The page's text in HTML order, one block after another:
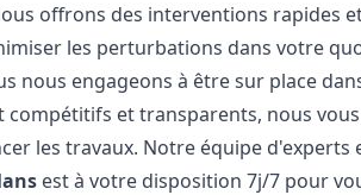
offrons des interventions rapides
les perturbations dans votre
nous engageons à être sur place
et transparents, nous vous
les travaux. Notre équipe d'experts
est à votre disposition 7j/7 pour